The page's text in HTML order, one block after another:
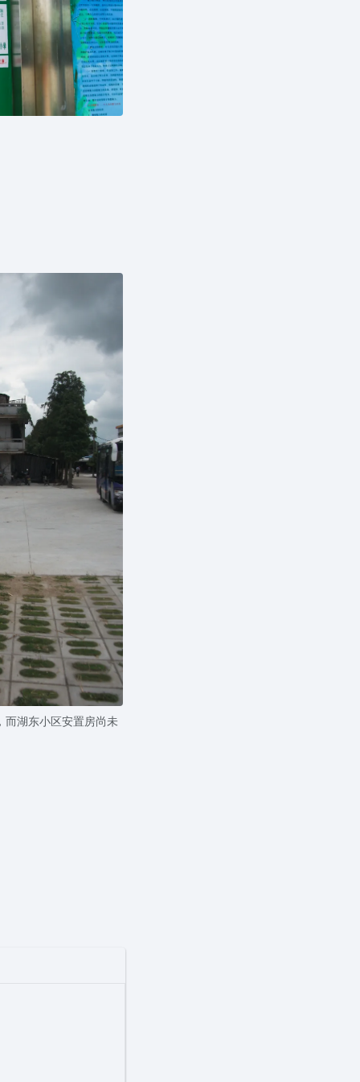
而湖东小区安置房尚未